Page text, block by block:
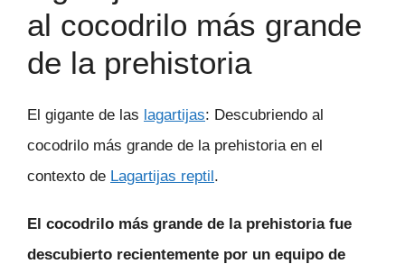
al cocodrilo más grande
de la prehistoria
El gigante de las lagartijas: Descubriendo al
cocodrilo más grande de la prehistoria en el
contexto de Lagartijas reptil.
El cocodrilo más grande de la prehistoria fue
descubierto recientemente por un equipo de